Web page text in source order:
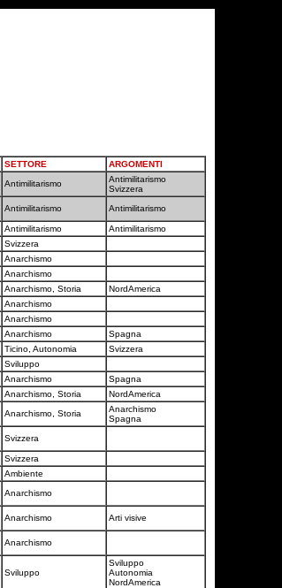
SETTORE
ARGOMENTI
Antimilitarismo
Antimilitarismo
Svizzera
Antimilitarismo Antimilitarismo
Antimilitarismo
Antimilitarismo
Svizzera
Anarchismo
Anarchismo
Anarchismo, Storia
NordAmerica
Anarchismo
Anarchismo
Anarchismo
Spagna
Ticino, Autonomia
Svizzera
Sviluppo
Anarchismo
Spagna
Anarchismo, Storia
NordAmerica
Anarchismo, Storia
Anarchismo
Spagna
Svizzera
Svizzera
Ambiente
Anarchismo
Anarchismo Arti visive
Anarchismo
Sviluppo
Sviluppo
Autonomia
NordAmerica